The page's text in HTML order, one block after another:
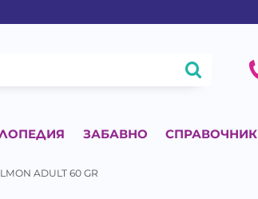
ЗАБАВНО СПРАВОЧНИК
ADULT 60 GR